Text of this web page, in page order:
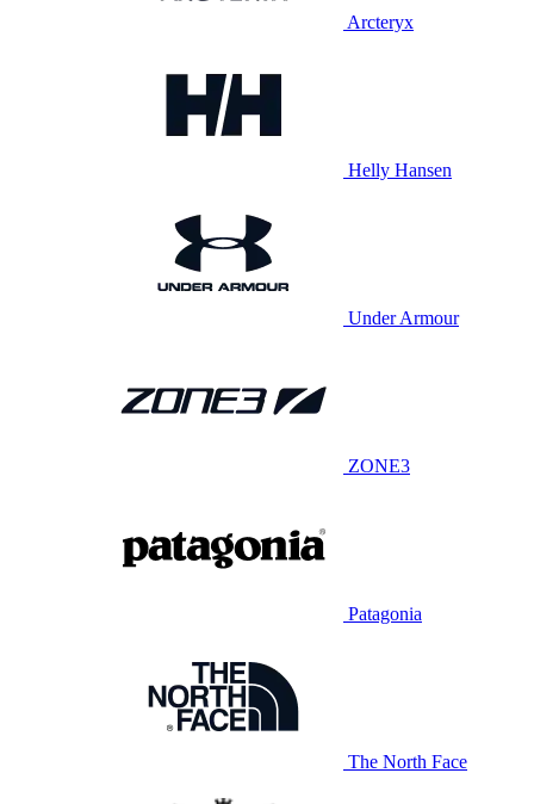
Arcteryx
Helly Hansen
Under Armour
ZONE3
Patagonia
The North Face